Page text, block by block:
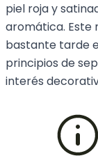
piel roja y
aromática. Este
bastante tarde
principios de
interés